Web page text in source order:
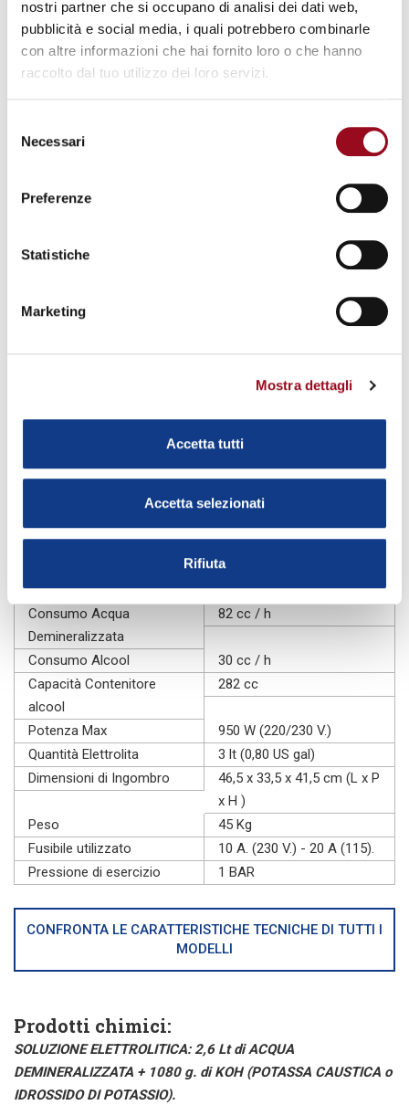
nostri partner che si occupano di analisi dei dati web,
pubblicità e social media, i quali potrebbero combinarle
con altre informazioni che hai fornito loro o che hanno
raccolto dal tuo utilizzo dei loro servizi.
delNecessari
Preferenze
Statistiche
Marketing
Mostra dettagli
Accetta tutti
Accetta selezionati
Rifiuta
acquistando ilKIT DI MANUTENZIONE ANNUALE.
La manutenzione annuale dei nostri generatori mantiene il
prodotto ad un elevata prestazione, affidabilità e sicurezza per
un tempo medio di 10 anni.
Accessori inclusi:
Valvola di tenuta
Tubo Ignifugo
Optionals:
Cannello Standard
KIT MANUTENZIONE ANNUALE L/160
Portacannello per cannello standard
fiamma
Caratteristiche tecniche:
Miscelati
Produzione Gas
160 Lt/h
Consumo Acqua
Demineralizzata
82 cc / h
Consumo Alcool
30 cc / h
Capacità Contenitore
alcool
282 cc
Potenza Max
950 W (220/230 V.)
Quantità Elettrolita
3 lt (0,80 US gal)
Dimensioni di Ingombro
46,5 x 33,5 x 41,5 cm (L x P
x H )
Peso
45 Kg
Fusibile utilizzato
10 A. (230 V.) - 20 A (115).
Pressione di esercizio
1 BAR
CONFRONTA LE CARATTERISTICHE TECNICHE DI TUTTI I
MODELLI
Prodotti chimici:
SOLUZIONE ELETTROLITICA: 2,6 Lt di ACQUA
DEMINERALIZZATA + 1080 g. di KOH (POTASSA CAUSTICA o
IDROSSIDO DI POTASSIO).